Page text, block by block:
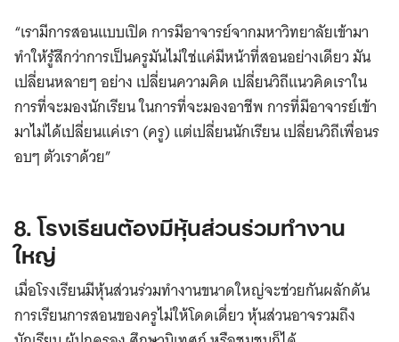
“เรามีการสอนแบบเปิด การมีอาจารย์จากมหาวิทยาลัยเข้ามา
ทำให้รู้สึกว่าการเป็นครูมันไม่ใช่แค่มีหน้าที่สอนอย่างเดียว มัน
เปลี่ยนหลายๆ อย่าง เปลี่ยนความคิด เปลี่ยนวิถีแนวคิดเราใน
การที่จะมองนักเรียน ในการที่จะมองอาชีพ การที่มีอาจารย์เข้า
มาไม่ได้เปลี่ยนแค่เรา (ครู) แต่เปลี่ยนนักเรียน เปลี่ยนวิถีเพื่อนร
อบๆ ตัวเราด้วย”
8. โรงเรียนต้องมีหุ้นส่วนร่วมทำงาน
ใหญ่
เมื่อโรงเรียนมีหุ้นส่วนร่วมทำงานขนาดใหญ่จะช่วยกันผลักดัน
การเรียนการสอนของครูไม่ให้โดดเดี่ยว หุ้นส่วนอาจรวมถึง